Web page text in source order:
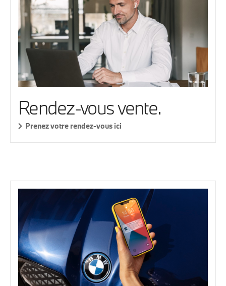
Rendez-vous vente.
Prenez votre rendez-vous ici